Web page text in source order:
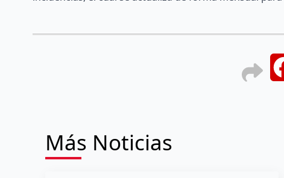
Más Noticias